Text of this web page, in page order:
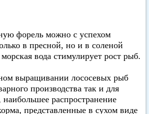
форель можно с успехом
в пресной, но и в соленой
вода стимулирует рост рыб.
выращивании лососевых рыб
производства так и для
наибольшее распространение
представленные в сухом виде